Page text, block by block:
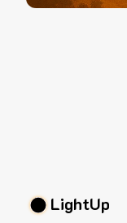
LightUp